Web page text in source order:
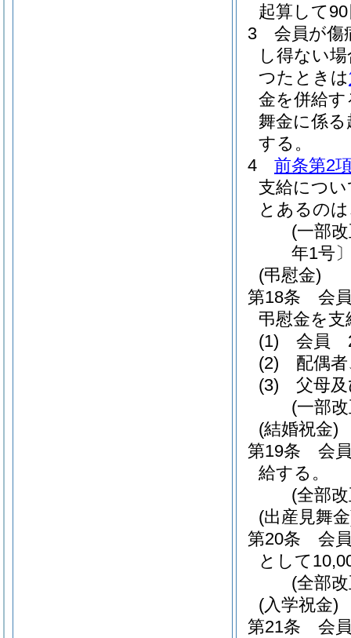
起算して
3
会員が傷
し得ない
つたときは
金を併給
舞金に係
する。
4
前条第2
支給につ
とあるの
(一部
年1号
(弔慰金)
第18条
会
弔慰金を
(1)
会員
(2)
配偶
(3)
父母
(一部
(結婚祝金)
第19条
会
給する。
(全部
(出産見舞
第20条
会
として
(全部
(入学祝金)
第21条
会